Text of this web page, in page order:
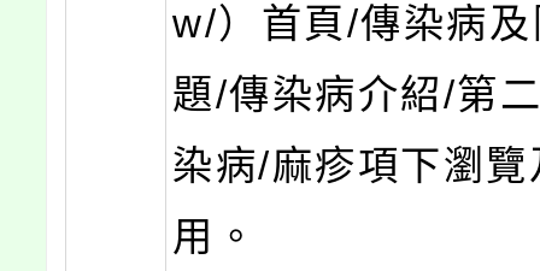
w/）首頁/傳染病
題/傳染病介紹/第
染病/麻疹項下瀏
用。